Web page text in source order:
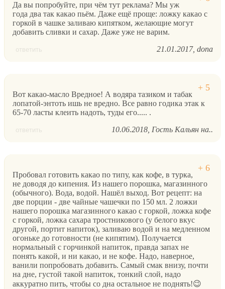
Да вы попробуйте, при чём тут реклама? Мы уж
года два так какао пьём. Даже ещё проще: ложку какао с
горкой в чашке заливаю кипятком, желающие могут
добавить сливки и сахар. Даже уже не варим.
ответить 21.01.2017 dona
Вот какао-масло Вредное! А водяра тазиком и табак
лопатой-энтоть ишь не вредно. Все равно годика этак к
65-70 ласты клеить надоть, туды его..... .
ответить 10.06.2018 Гость Кальян на..
Пробовал готовить какао по типу, как кофе, в турка,
не доводя до кипения. Из нашего порошка, магазинного
(обычного). Вода, водой. Нашёл выход. Вот рецепт: на
две порции - две чайные чашечки по 150 мл. 2 ложки
нашего порошка магазинного какао с горкой, ложка кофе
с горкой, ложка сахара тростникового (у белого вкус
другой, портит напиток), заливаю водой и на медленном
огоньке до готовности (не кипятим). Получается
нормальный с горчинкой напиток, правда запах не
понять какой, и ни какао, и не кофе. Надо, наверное,
ванили попробовать добавить. Самый смак внизу, почти
на дне, густой такой напиток, тонкий слой, надо
аккуратно пить, чтобы со дна остальное не поднять!😉